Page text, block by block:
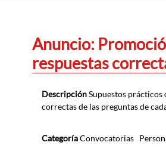
Anuncio:
respuestas
DescripciónSupuestos prácticos
correctas de las preguntas de
CategoríaConvocatorias